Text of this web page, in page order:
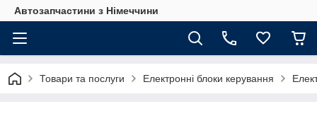
Автозапчастини з Німеччини
Товари та послуги Електронні блоки керування